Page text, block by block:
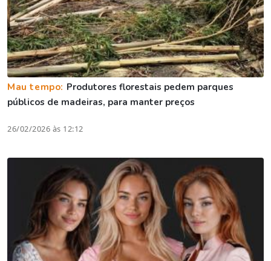
Mau tempo: Produtores florestais pedem parques
públicos de madeiras, para manter preços
26/02/2026 às 12:12